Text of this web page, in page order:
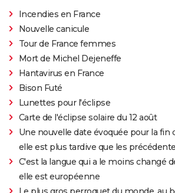
Incendies en France
Nouvelle canicule
Tour de France femmes
Mort de Michel Dejeneffe
Hantavirus en France
Bison Futé
Lunettes pour l'éclipse
Carte de l'éclipse solaire du 12 août
Une nouvelle date évoquée pour la fin
elle est plus tardive que les
C'est la langue qui a le moins changé
elle est européenne